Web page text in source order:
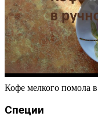
Кофе мелкого помола
Специи